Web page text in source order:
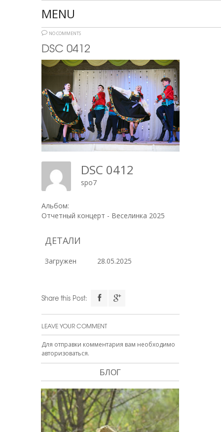
MENU
NO COMMENTS
DSC 0412
DSC 0412
spo7
Альбом:
Отчетный концерт - Веселинка 2025
ДЕТАЛИ
Загружен 28.05.2025
Share this Post:
LEAVE YOUR COMMENT
Для отправки комментария вам необходимо
авторизоваться.
БЛОГ